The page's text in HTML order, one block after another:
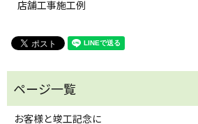
店舗工事施工例
お客様と竣工記念に